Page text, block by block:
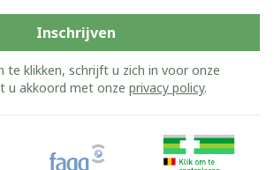
Inschrijven
te klikken, schrijft u zich in voor onze
u akkoord met onze privacy policy.